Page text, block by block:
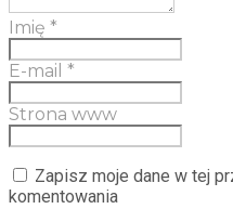
Imię *
E-mail *
Strona www
Zapisz moje dane w tej
komentowania